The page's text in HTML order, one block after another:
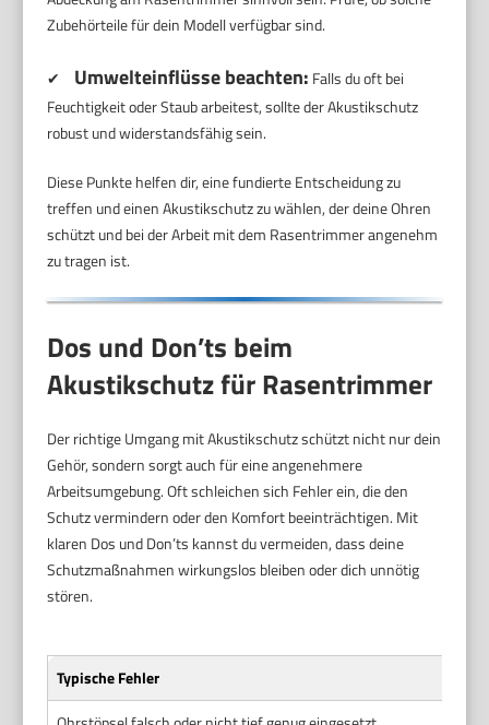
Zubehörteile für dein Modell verfügbar sind.
✔ Umwelteinflüsse beachten: Falls du oft bei
Feuchtigkeit oder Staub arbeitest, sollte der Akustikschutz
robust und widerstandsfähig sein.
Diese Punkte helfen dir, eine fundierte Entscheidung zu
treffen und einen Akustikschutz zu wählen, der deine Ohren
schützt und bei der Arbeit mit dem Rasentrimmer angenehm
zu tragen ist.
Dos und Don’ts beim
Akustikschutz für Rasentrimmer
Der richtige Umgang mit Akustikschutz schützt nicht nur dein
Gehör, sondern sorgt auch für eine angenehmere
Arbeitsumgebung. Oft schleichen sich Fehler ein, die den
Schutz vermindern oder den Komfort beeinträchtigen. Mit
klaren Dos und Don’ts kannst du vermeiden, dass deine
Schutzmaßnahmen wirkungslos bleiben oder dich unnötig
stören.
Typische Fehler